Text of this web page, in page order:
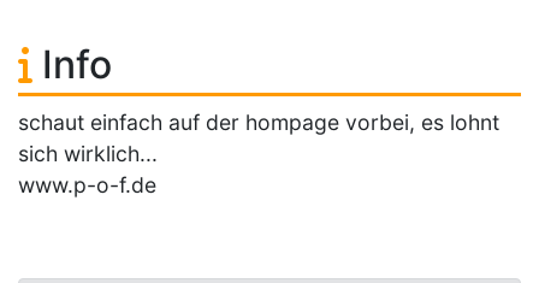
Info
schaut einfach auf der hompage vorbei, es lohnt
sich wirklich...
www.p-o-f.de